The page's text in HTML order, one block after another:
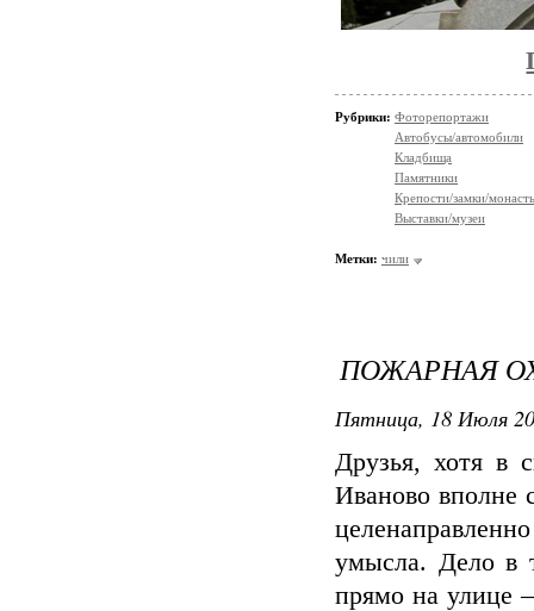
Рубрики: Фоторепортажи
Автобусы/автомобили
Кладбища
Памятники
Крепости/замки/
Выставки/музеи
Метки: чили
ПОЖАРНАЯ
Пятница, 18 Июля
Друзья, хотя в
Иваново вполне
умысла. Дело в
прямо на улице